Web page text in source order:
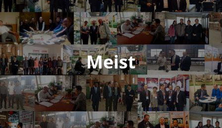
Meist